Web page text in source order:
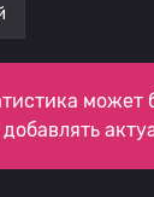
может